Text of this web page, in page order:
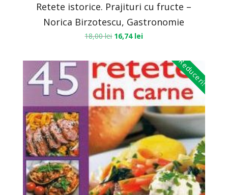
Retete istorice. Prajituri cu fructe –
Norica Birzotescu, Gastronomie
18,00lei 16,74 lei
Reduceri!